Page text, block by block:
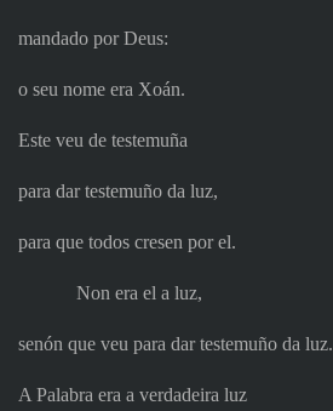
mandado por Deus:
o seu nome era Xoán.
Este veu de testemuña
para dar testemuño da luz,
para que todos cresen por el.
Non era el a luz,
senón que veu para dar testemuño da luz.
A Palabra era a verdadeira luz